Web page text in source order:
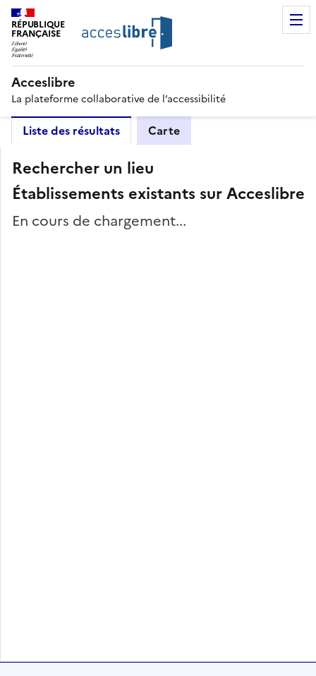
RÉPUBLIQUE
FRANÇAISE
Acceslibre
La plateforme collaborative de l’accessibilité
Liste des résultats Carte
Rechercher un lieu
Établissements existants sur Acceslibre
En cours de chargement...